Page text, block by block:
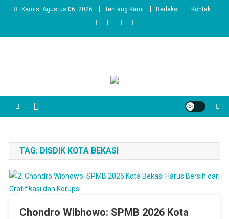
Kamis, Agustus 06, 2026 Tentang Kami Redaksi Kontak
TAG: DISDIK KOTA BEKASI
Chondro Wibhowo: SPMB 2026 Kota